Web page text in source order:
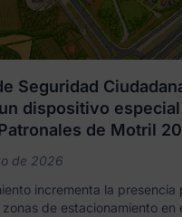
Seguridad
dispositivo
de Motril
de 2026
incrementa la presencia
de estacionamiento en